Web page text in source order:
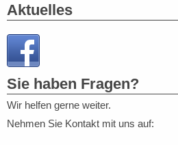
Aktuelles
Sie haben Fragen?
Wir helfen gerne weiter.
Nehmen Sie Kontakt mit uns auf: